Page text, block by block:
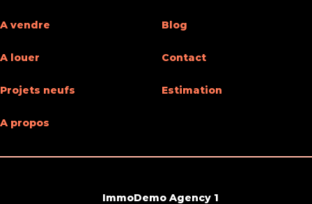
A vendre
A louer
Projets neufs
A propos
Blog
Contact
Estimation
ImmoDemo Agency 1